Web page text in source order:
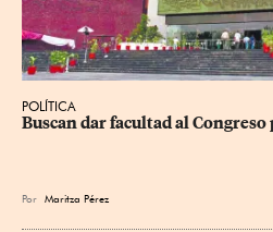
POLÍTICA
Buscan dar facultad al
Por Maritza Pérez